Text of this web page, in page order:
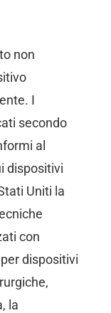
non
I
secondo
al
dispositivi
Uniti la
con
dispositivi
la